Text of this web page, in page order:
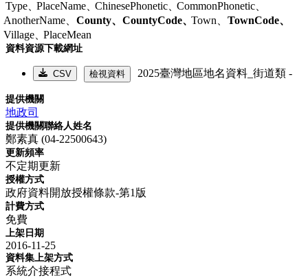
Type、PlaceName、ChinesePhonetic、CommonPhonetic、
AnotherName、 County、 CountyCode、Town、 TownCode、
Village、PlaceMean
資料資源下載網址
CSV 檢視資料 2025臺灣地區地名資料_街道類 -
提供機關
地政司
提供機關聯絡人姓名
鄭素真 (04-22500643)
更新頻率
不定期更新
授權方式
政府資料開放授權條款-第1版
計費方式
免費
上架日期
2016-11-25
資料集上架方式
系統介接程式